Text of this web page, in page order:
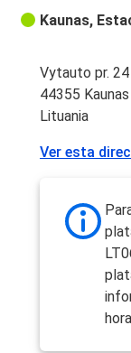
Kaunas,
Vytauto pr. 24
44355 Kaunas
Lituania
Ver esta